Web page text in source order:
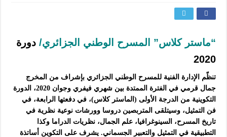
“ماستر كلاس” المسرح الوطني الجزائري/دورة
2020
تنظّم الإدارة الفنية للمسرح الوطني الجزائري بإشراف من المخرج
جمال قرمي في الفترة الممتدة بين شهري فيفري وجوان 2020، الدورة
التكوينية من الدرجة الأولى (الماستر كلاس)، في دفعتها الرابعة، في
فن التمثيل، وسيتلقى المتربصين دروسا وورشات نوعية نظرية في
تاريخ المسرح، السينوغرافيا، علم الجمال، نظريات الدراما وكذا
التطبيقية في التمثيل والتعبير الجسماني. يشرف على التكوين أساتذة